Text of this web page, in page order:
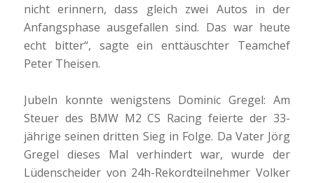
nicht erinnern, dass gleich zwei Autos in der
Anfangsphase ausgefallen sind. Das war heute
echt bitter“, sagte ein enttäuschter Teamchef
Peter Theisen.
Jubeln konnte wenigstens Dominic Gregel: Am
Steuer des BMW M2 CS Racing feierte der 33-
jährige seinen dritten Sieg in Folge. Da Vater Jörg
Gregel dieses Mal verhindert war, wurde der
Lüdenscheider von 24h-Rekordteilnehmer Volker